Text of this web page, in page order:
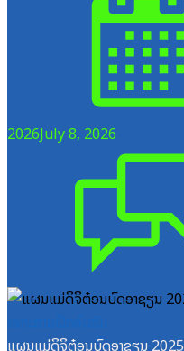
2026July 8, 2026
ແຜນແມ່ດິຈິຕ໋ອນບົດອາຊຽນ 2025